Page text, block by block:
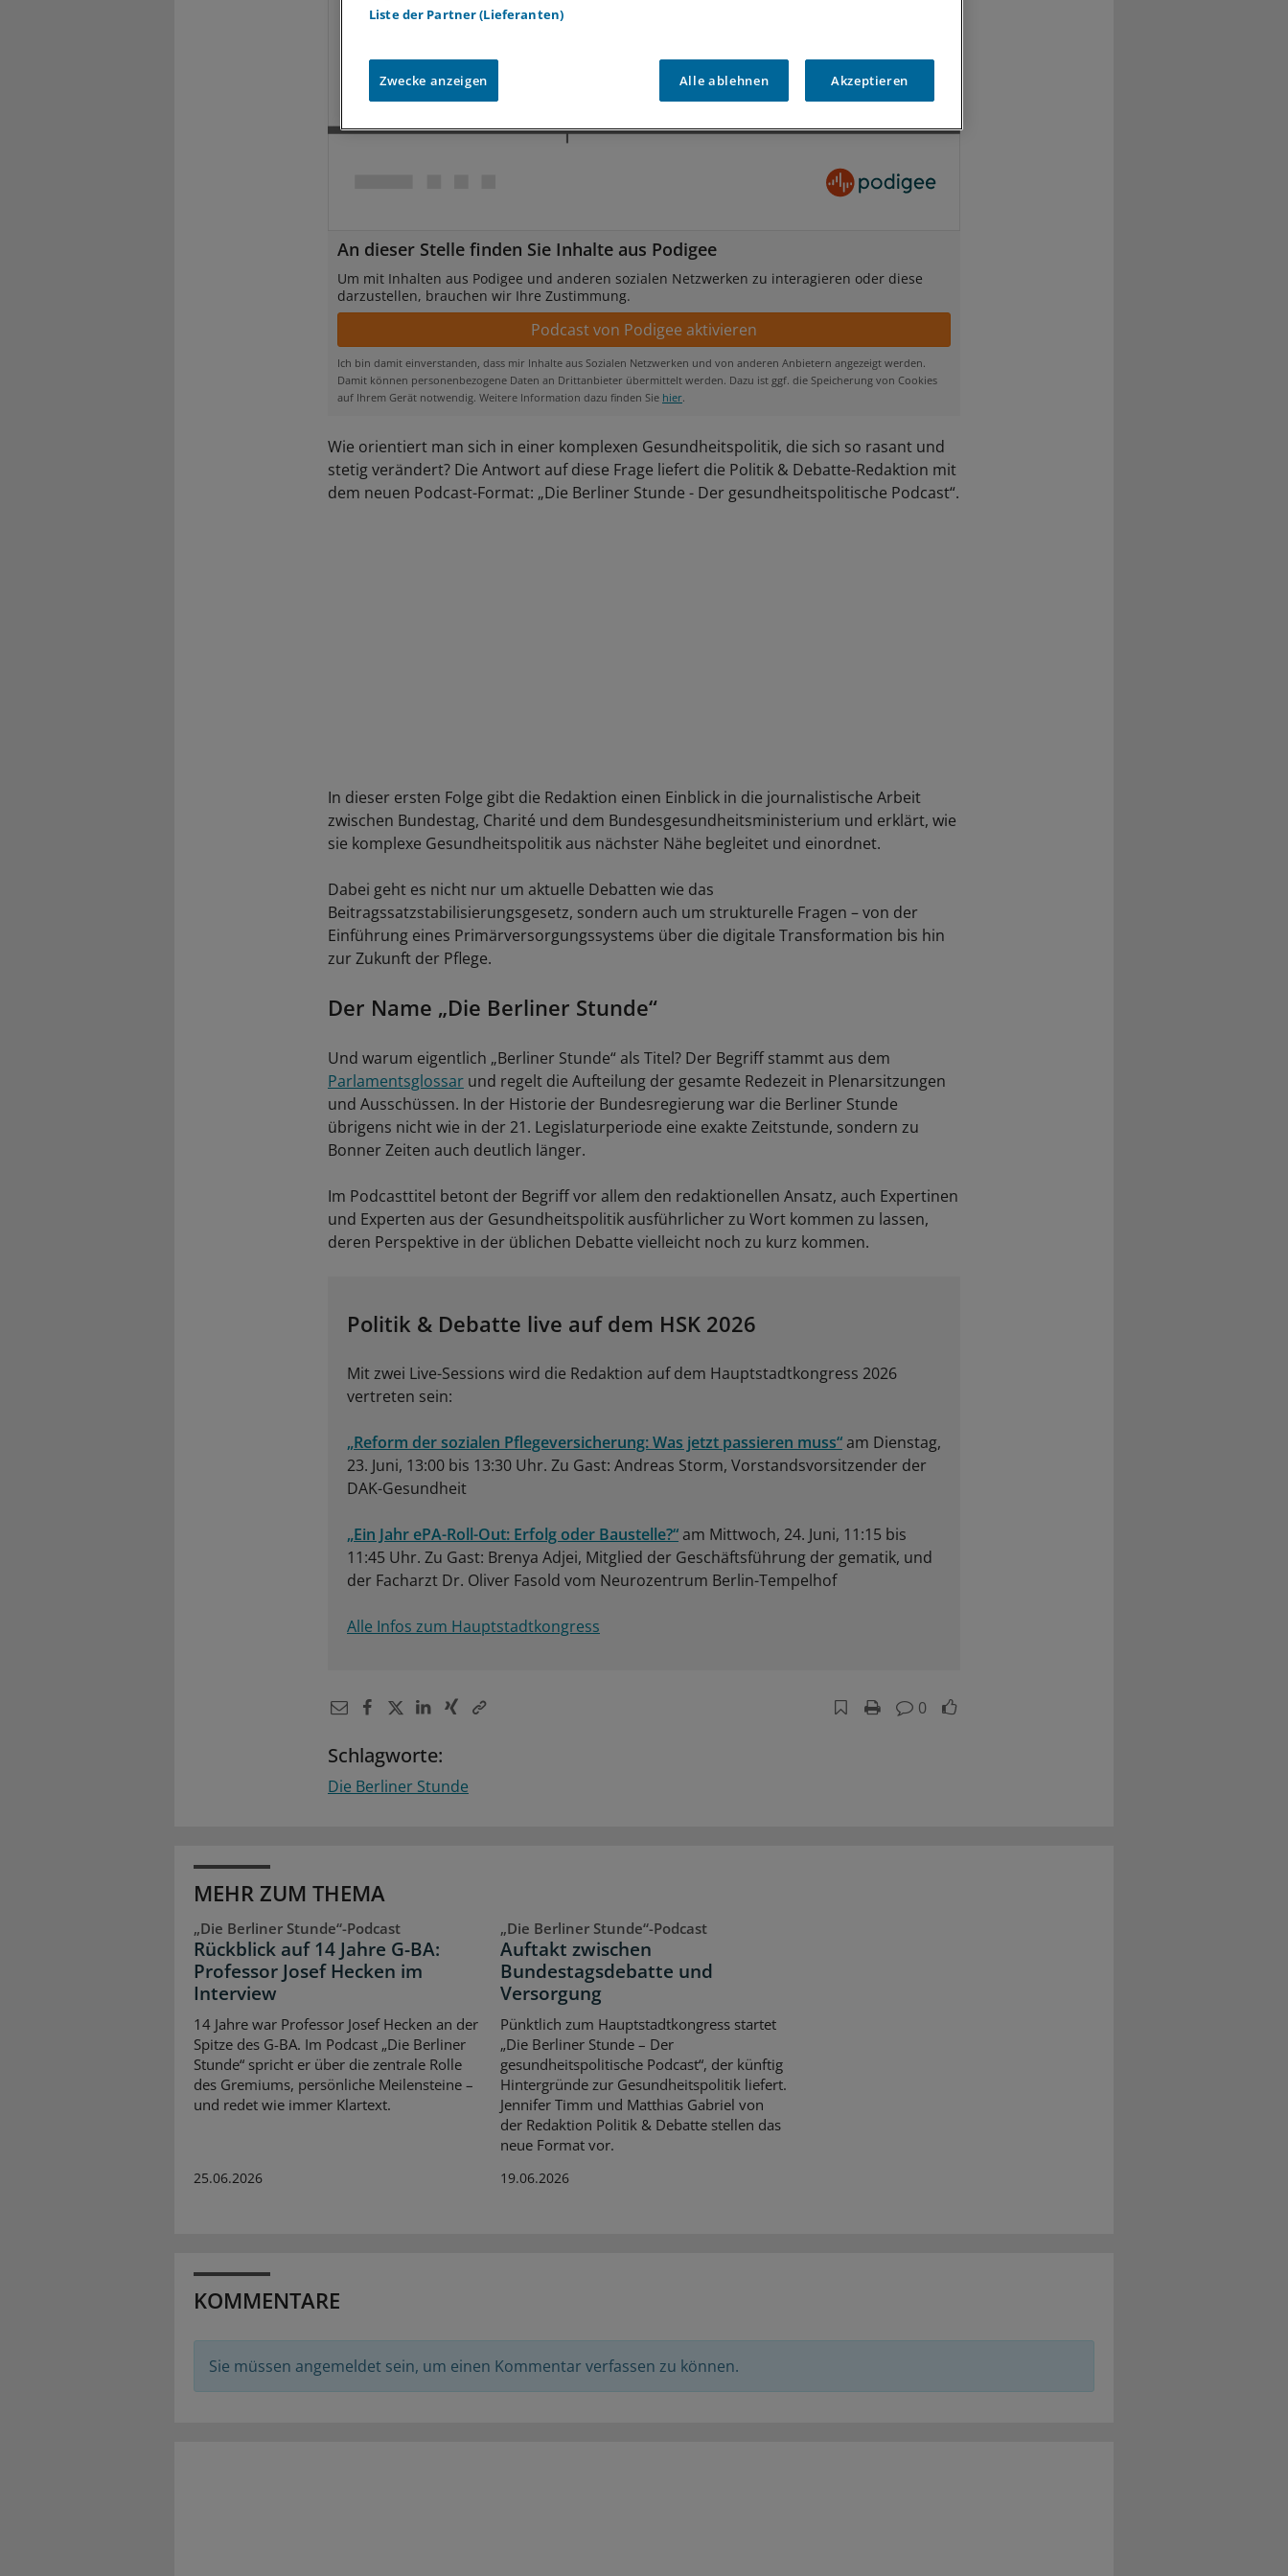
An dieser Stelle finden Sie Inhalte aus Podigee
Um mit Inhalten aus Podigee und anderen sozialen Netzwerken zu interagieren oder diese
darzustellen, brauchen wir Ihre Zustimmung.
Ich bin damit einverstanden, dass mir Inhalte aus Sozialen Netzwerken und von anderen Anbietern angezeigt werden.
Damit können personenbezogene Daten an Drittanbieter übermittelt werden. Dazu ist ggf. die Speicherung von Cookies
auf Ihrem Gerät notwendig. Weitere Information dazu finden Sie hier.
Wie orientiert man sich in einer komplexen Gesundheitspolitik, die sich so rasant und
stetig verändert? Die Antwort auf diese Frage liefert die Politik & Debatte-Redaktion mit
dem neuen Podcast-Format: „Die Berliner Stunde - Der gesundheitspolitische Podcast“.
In dieser ersten Folge gibt die Redaktion einen Einblick in die journalistische Arbeit
zwischen Bundestag, Charité und dem Bundesgesundheitsministerium und erklärt, wie
sie komplexe Gesundheitspolitik aus nächster Nähe begleitet und einordnet.
Dabei geht es nicht nur um aktuelle Debatten wie das
Beitragssatzstabilisierungsgesetz, sondern auch um strukturelle Fragen – von der
Einführung eines Primärversorgungssystems über die digitale Transformation bis hin
zur Zukunft der Pflege.
Der Name „Die Berliner Stunde“
Und warum eigentlich „Berliner Stunde“ als Titel? Der Begriff stammt aus dem
Parlamentsglossar und regelt die Aufteilung der gesamte Redezeit in Plenarsitzungen
und Ausschüssen. In der Historie der Bundesregierung war die Berliner Stunde
übrigens nicht wie in der 21. Legislaturperiode eine exakte Zeitstunde, sondern zu
Bonner Zeiten auch deutlich länger.
Im Podcasttitel betont der Begriff vor allem den redaktionellen Ansatz, auch Expertinen
und Experten aus der Gesundheitspolitik ausführlicher zu Wort kommen zu lassen,
deren Perspektive in der üblichen Debatte vielleicht noch zu kurz kommen.
Politik & Debatte live auf dem HSK 2026
Mit zwei Live-Sessions wird die Redaktion auf dem Hauptstadtkongress 2026
vertreten sein:
„Reform der sozialen Pflegeversicherung: Was jetzt passieren muss“am Dienstag,
23. Juni, 13:00 bis 13:30 Uhr. Zu Gast: Andreas Storm, Vorstandsvorsitzender der
DAK-Gesundheit
„Ein Jahr ePA-Roll-Out: Erfolg oder Baustelle?“am Mittwoch, 24. Juni, 11:15 bis
11:45 Uhr. Zu Gast: Brenya Adjei, Mitglied der Geschäftsführung der gematik, und
der Facharzt Dr. Oliver Fasold vom Neurozentrum Berlin-Tempelhof
Alle Infos zum Hauptstadtkongress
0
Schlagworte:
Die Berliner Stunde
MEHR ZUM THEMA
„Die Berliner Stunde“-Podcast
Rückblick auf 14 Jahre G-BA:
Professor Josef Hecken im
Interview
14 Jahre war Professor Josef Hecken an der
Spitze des G-BA. Im Podcast „Die Berliner
Stunde“ spricht er über die zentrale Rolle
des Gremiums, persönliche Meilensteine –
und redet wie immer Klartext.
25.06.2026
„Die Berliner Stunde“-Podcast
Auftakt zwischen
Bundestagsdebatte und
Versorgung
Pünktlich zum Hauptstadtkongress startet
„Die Berliner Stunde – Der
gesundheitspolitische Podcast“, der künftig
Hintergründe zur Gesundheitspolitik liefert.
Jennifer Timm und Matthias Gabriel von
der Redaktion Politik & Debatte stellen das
neue Format vor.
19.06.2026
KOMMENTARE
Sie müssen angemeldet sein, um einen Kommentar verfassen zu können.
Liste der Partner (Lieferanten)
Zwecke anzeigen Alle ablehnen Akzeptieren